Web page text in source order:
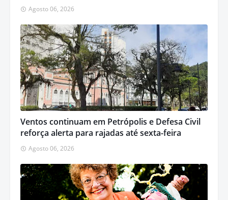
Agosto 06, 2026
Ventos continuam em Petrópolis e Defesa Civil
reforça alerta para rajadas até sexta-feira
Agosto 06, 2026